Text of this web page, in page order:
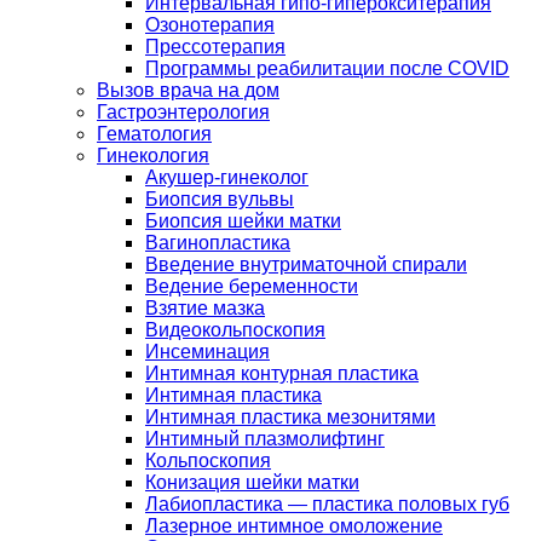
Озонотерапия
Прессотерапия
Программы реабилитации после СOVID
Вызов врача на дом
Гастроэнтерология
Гематология
Гинекология
Акушер-гинеколог
Биопсия вульвы
Биопсия шейки матки
Вагинопластика
Введение внутриматочной спирали
Ведение беременности
Взятие мазка
Видеокольпоскопия
Инсеминация
Интимная контурная пластика
Интимная пластика
Интимная пластика мезонитями
Интимный плазмолифтинг
Кольпоскопия
Конизация шейки матки
Лабиопластика — пластика половых губ
Лазерное интимное омоложение